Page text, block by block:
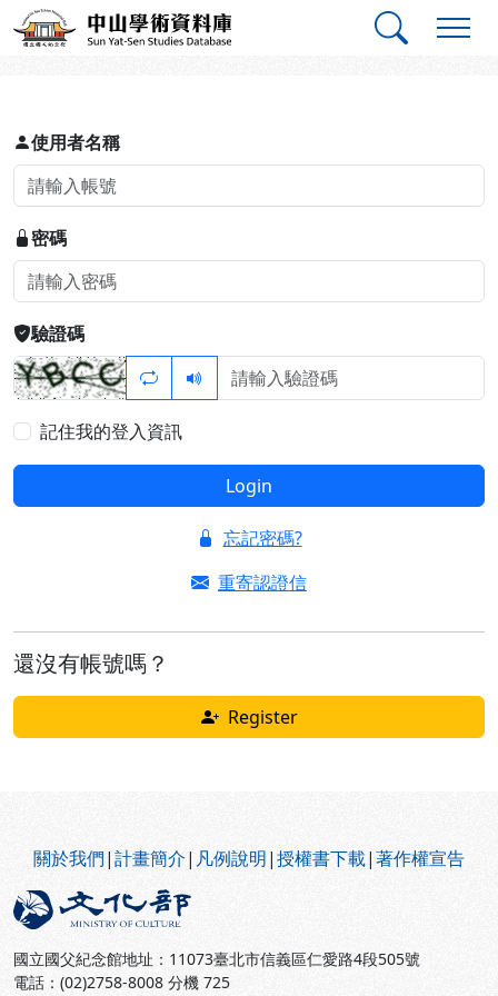
跳到主要內容
中山學術資料庫
登入
使用者名稱
密碼
驗證碼
記住我的登入資訊
Login
忘記密碼?
重寄認證信
還沒有帳號嗎？
Register
關於我們|計畫簡介| 凡例說明|授權書下載|著作權宣告
國立國父紀念館地址：11073臺北市信義區仁愛路4段505號
電話：(02)2758-8008 分機 725